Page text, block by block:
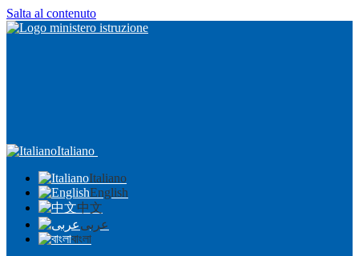
Salta al contenuto
Italiano
Italiano
English
中文
عربى
বাংলা